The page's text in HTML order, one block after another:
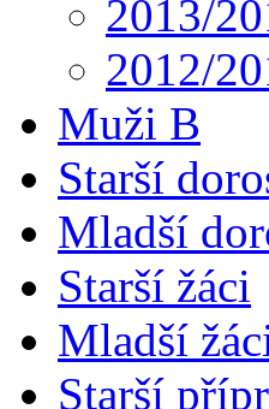
2013/
2012/
Muži B
Starší
Mladší
Starší žáci
Mladší
Starší